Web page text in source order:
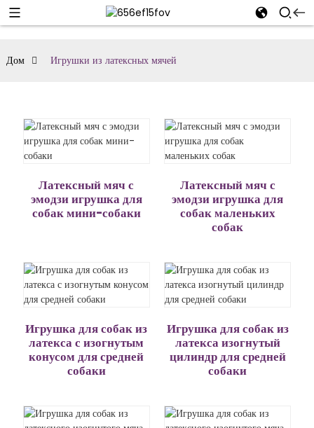
Дом Игрушки из латексных мячей
Латексный мяч с
эмодзи игрушка для
собак мини-собаки
Латексный мяч с
эмодзи игрушка для
собак маленьких
собак
Игрушка для собак из
латекса с изогнутым
конусом для средней
собаки
Игрушка для собак из
латекса изогнутый
цилиндр для средней
собаки